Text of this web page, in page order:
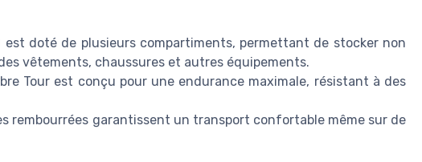
est doté de plusieurs compartiments, permettant de stocker non
vêtements, chaussures et autres équipements.
Tour est conçu pour une endurance maximale, résistant à des
rembourrées garantissent un transport confortable même sur de